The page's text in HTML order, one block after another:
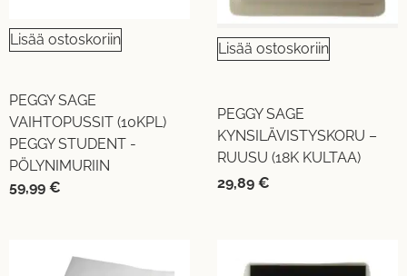
Lisää ostoskoriin
PEGGY SAGE
VAIHTOPUSSIT (10KPL)
PEGGY STUDENT -
PÖLYNIMURIIN
59,99 €
Lisää ostoskoriin
PEGGY SAGE
KYNSILÄVISTYSKORU –
RUUSU (18K KULTAA)
29,89 €